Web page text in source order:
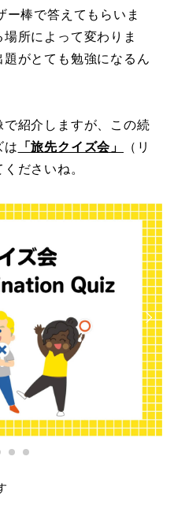
ー棒で答えてもらいま
所によって変わりま
がとても勉強になるん
紹介しますが、この続
は 「旅先クイズ会」
（リ
ださいね。